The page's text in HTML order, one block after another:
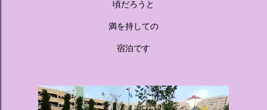
頃だろうと
満を持しての
宿泊です